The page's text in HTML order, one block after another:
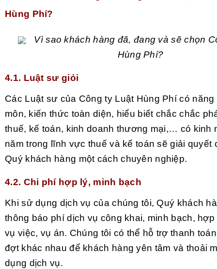
Hùng Phí?
Vì sao khách hàng đã, đang và sẽ chọn
Hùng Phí?
4.1. Luật sư giỏi
Các Luật sư của Công ty Luật Hùng Phí có
môn, kiến thức toàn diện, hiểu biết chắc chắc
thuế, kế toán, kinh doanh thương mại,… có kinh
năm trong lĩnh vực thuế và kế toán sẽ giải quyết
Quý khách hàng một cách chuyên nghiệp.
4.2. Chi phí hợp lý, minh bạch
Khi sử dụng dịch vụ của chúng tôi, Quý khách
thông báo phí dịch vụ công khai, minh bạch,
vụ việc, vụ án. Chúng tôi có thể hỗ trợ thanh
đợt khác nhau để khách hàng yên tâm và thoải
dụng dịch vụ.